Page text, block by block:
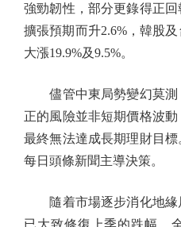
強勁韌性，部分更錄得正
擴張預期而升2.6%，韓股
大漲19.9%及9.5%。
儘管中東局勢變幻莫測
正的風險並非短期價格波
最終無法達成長期理財目
每日頭條新聞主導決策。
隨着市場逐步消化地緣
已大致修復上季的跌幅。